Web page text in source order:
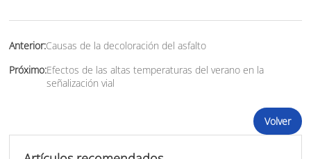
Anterior:Causas de la decoloración del asfalto
Próximo:Efectos de las altas temperaturas del verano en la
señalización vial
Volver